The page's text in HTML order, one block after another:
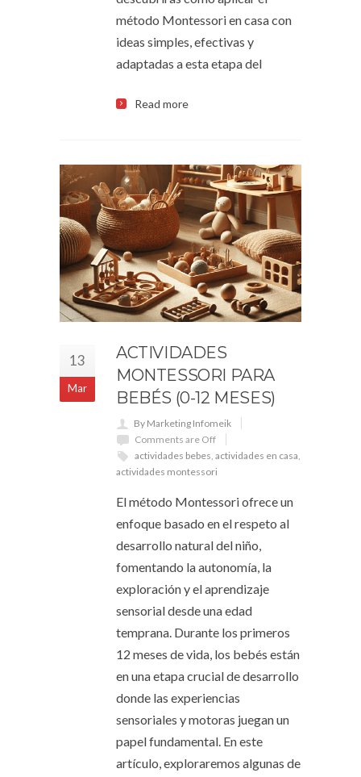
método Montessori en casa con
ideas simples, efectivas y
adaptadas a esta etapa del
Read more
13
Mar
ACTIVIDADES
MONTESSORI PARA
BEBÉS (0-12 MESES)
By Marketing Infomeik
Comments are Off
actividades bebes, actividades en casa,
actividades montessori
El método Montessori ofrece un
enfoque basado en el respeto al
desarrollo natural del niño,
fomentando la autonomía, la
exploración y el aprendizaje
sensorial desde una edad
temprana. Durante los primeros
12 meses de vida, los bebés están
en una etapa crucial de desarrollo
donde las experiencias
sensoriales y motoras juegan un
papel fundamental. En este
artículo, exploraremos algunas de